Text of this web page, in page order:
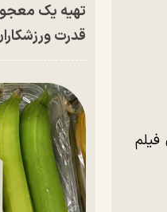
فیلم
تهیه یک
قدرت